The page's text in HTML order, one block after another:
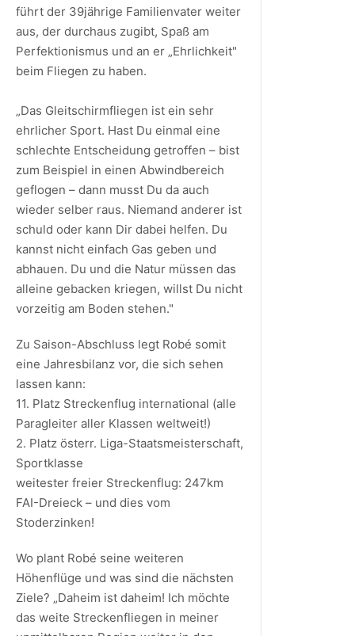
führt der 39jährige Familienvater weiter
aus, der durchaus zugibt, Spaß am
Perfektionismus und an er „Ehrlichkeit"
beim Fliegen zu haben.
„Das Gleitschirmfliegen ist ein sehr
ehrlicher Sport. Hast Du einmal eine
schlechte Entscheidung getroffen – bist
zum Beispiel in einen Abwindbereich
geflogen – dann musst Du da auch
wieder selber raus. Niemand anderer ist
schuld oder kann Dir dabei helfen. Du
kannst nicht einfach Gas geben und
abhauen. Du und die Natur müssen das
alleine gebacken kriegen, willst Du nicht
vorzeitig am Boden stehen."
Zu Saison-Abschluss legt Robé somit
eine Jahresbilanz vor, die sich sehen
lassen kann:
11. Platz Streckenflug international (alle
Paragleiter aller Klassen weltweit!)
2. Platz österr. Liga-Staatsmeisterschaft,
Sportklasse
weitester freier Streckenflug: 247km
FAI-Dreieck – und dies vom
Stoderzinken!
Wo plant Robé seine weiteren
Höhenflüge und was sind die nächsten
Ziele? „Daheim ist daheim! Ich möchte
das weite Streckenfliegen in meiner